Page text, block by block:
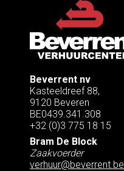
Beverrent nv
Kasteeldreef 88,
9120 Beveren
BE0439.341.308
+32 (0)3 775 18 15
Bram De Block
Zaakvoerder
verhuur@beverrent.be